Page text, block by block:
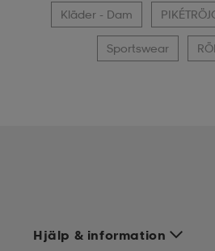
Kläder - Dam
Sportswear
Hjälp & information